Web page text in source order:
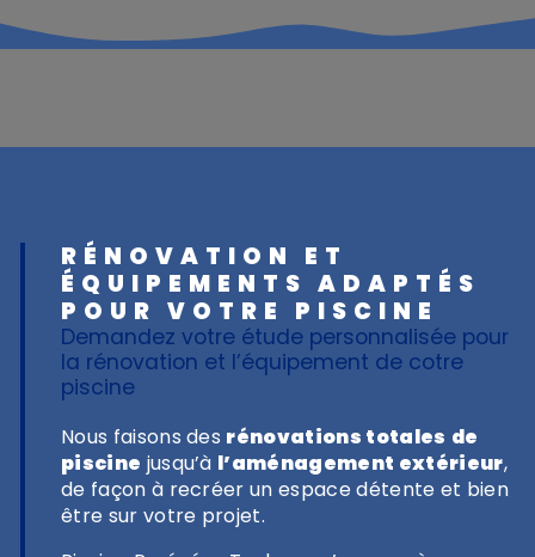
RÉNOVATION ET
ÉQUIPEMENTS ADAPTÉS
POUR VOTRE PISCINE
Demandez votre étude personnalisée pour
la rénovation et l’équipement de cotre
piscine
Nous faisons des rénovations totales de
piscine jusqu’à l’aménagement extérieur,
de façon à recréer un espace détente et bien
être sur votre projet.